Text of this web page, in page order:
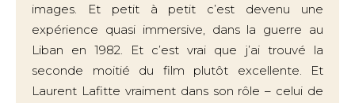
images. Et petit à petit c’est devenu une
expérience quasi immersive, dans la guerre au
Liban en 1982. Et c’est vrai que j’ai trouvé la
seconde moitié du film plutôt excellente. Et
Laurent Lafitte vraiment dans son rôle – celui de